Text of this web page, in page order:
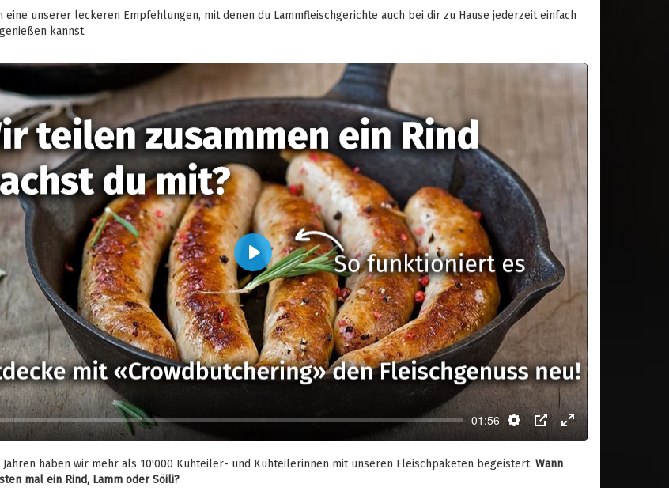
eine unserer leckeren Empfehlungen, mit denen du Lammfleischgerichte auch bei dir zu Hause jederzeit einfach
kannst.
01:56
SettingsPIP
Enter
Play
haben wir mehr als 10'000 Kuhteiler- und Kuhteilerinnen mit unseren Fleischpaketen begeistert. Wann
mal ein Rind, Lamm oder Söili?